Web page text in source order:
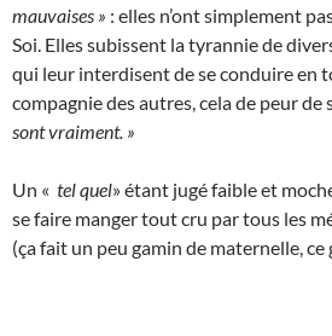
mauvaises » : elles n’ont simplement
Soi. Elles subissent la tyrannie de
qui leur interdisent de se conduire en
compagnie des autres, cela de peur de
sont vraiment. »
Un « tel quel» étant jugé faible et
se faire manger tout cru par tous les
(ça fait un peu gamin de maternelle, ce